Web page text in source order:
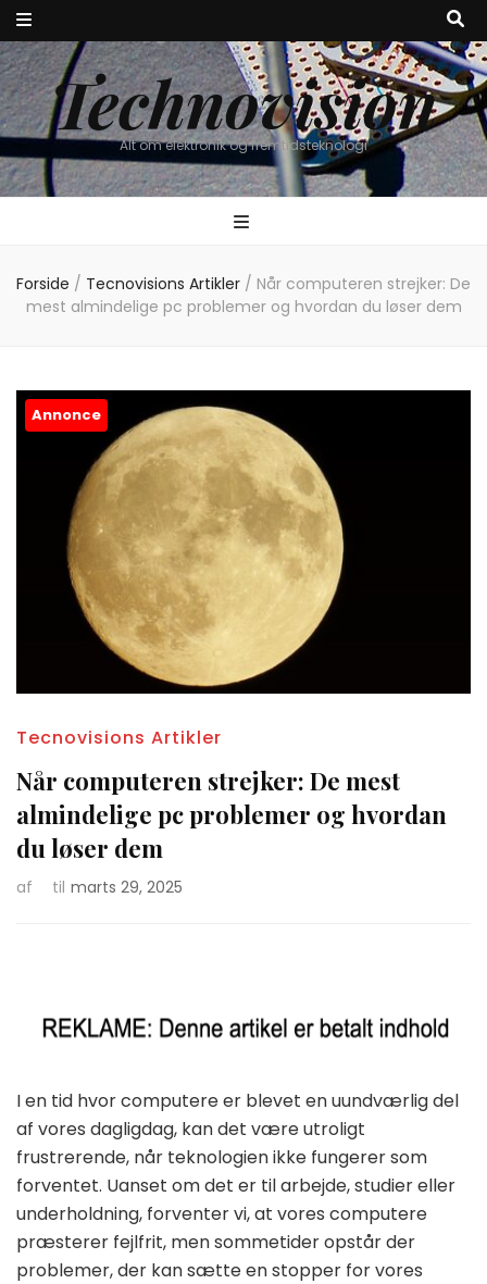
Technovision
Alt om elektronik og fremtidsteknologi
Forside / Tecnovisions Artikler / Når computeren strejker: De
mest almindelige pc problemer og hvordan du løser dem
Annonce
Tecnovisions Artikler
Når computeren strejker: De mest
almindelige pc problemer og hvordan
du løser dem
af til marts 29, 2025
I en tid hvor computere er blevet en uundværlig del
af vores dagligdag, kan det være utroligt
frustrerende, når teknologien ikke fungerer som
forventet. Uanset om det er til arbejde, studier eller
underholdning, forventer vi, at vores computere
præsterer fejlfrit, men sommetider opstår der
problemer, der kan sætte en stopper for vores